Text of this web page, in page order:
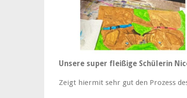
Unsere super fleißige Schülerin
Zeigt hiermit sehr gut den Prozess